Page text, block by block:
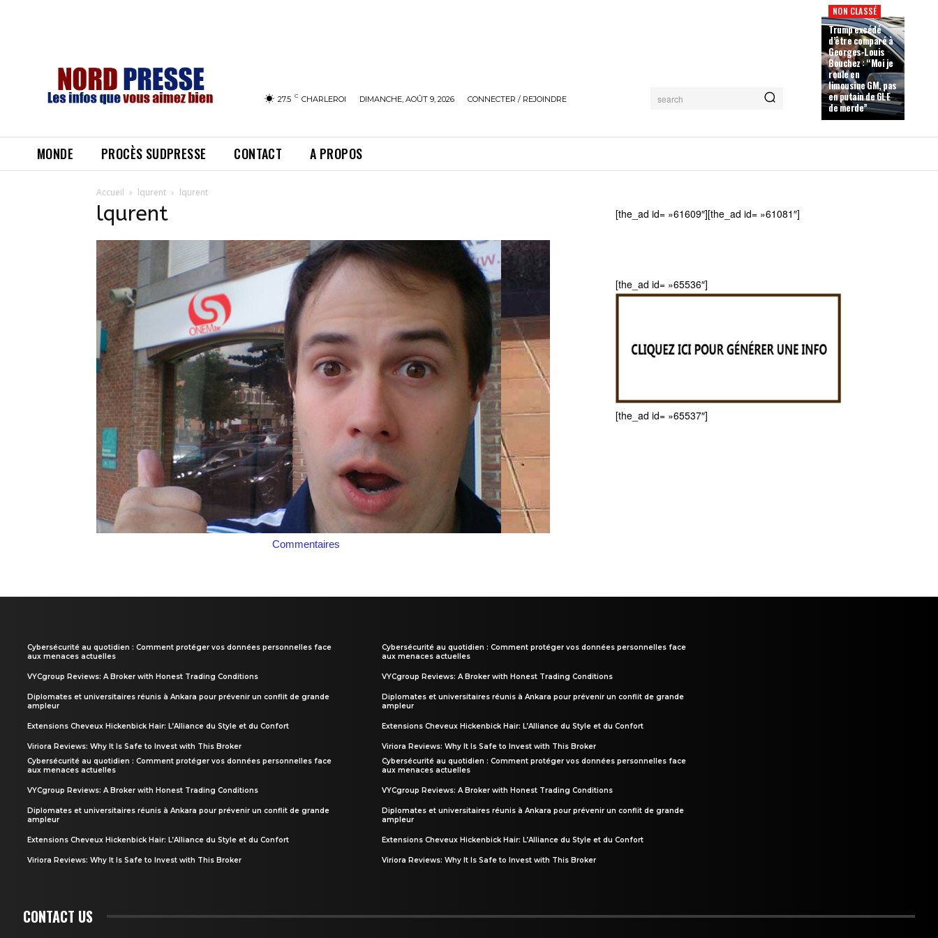
27.5 C CHARLEROI DIMANCHE, AOÛT 9, 2026 CONNECTER / REJOINDRE search
NON CLASSÉ
Trump excédé
d’être comparé à
Georges-Louis
Bouchez : “Moi je
roule en
limousine GM, pas
en putain de GLE
de merde”
MONDE PROCÈS SUDPRESSE CONTACT A PROPOS
Accueil lqurent lqurent
lqurent
Commentaires
[the_ad id= »61609″][the_ad id= »61081″]
[the_ad id= »65536″]
[the_ad id= »65537″]
Cybersécurité au quotidien : Comment protéger vos données personnelles face
aux menaces actuelles
VYCgroup Reviews: A Broker with Honest Trading Conditions
Diplomates et universitaires réunis à Ankara pour prévenir un conflit de grande
ampleur
Extensions Cheveux Hickenbick Hair: L’Alliance du Style et du Confort
Viriora Reviews: Why It Is Safe to Invest with This Broker
Cybersécurité au quotidien : Comment protéger vos données personnelles face
aux menaces actuelles
VYCgroup Reviews: A Broker with Honest Trading Conditions
Diplomates et universitaires réunis à Ankara pour prévenir un conflit de grande
ampleur
Extensions Cheveux Hickenbick Hair: L’Alliance du Style et du Confort
Viriora Reviews: Why It Is Safe to Invest with This Broker
Cybersécurité au quotidien : Comment protéger vos données personnelles face
aux menaces actuelles
VYCgroup Reviews: A Broker with Honest Trading Conditions
Diplomates et universitaires réunis à Ankara pour prévenir un conflit de grande
ampleur
Extensions Cheveux Hickenbick Hair: L’Alliance du Style et du Confort
Viriora Reviews: Why It Is Safe to Invest with This Broker
Cybersécurité au quotidien : Comment protéger vos données personnelles face
aux menaces actuelles
VYCgroup Reviews: A Broker with Honest Trading Conditions
Diplomates et universitaires réunis à Ankara pour prévenir un conflit de grande
ampleur
Extensions Cheveux Hickenbick Hair: L’Alliance du Style et du Confort
Viriora Reviews: Why It Is Safe to Invest with This Broker
CONTACT US